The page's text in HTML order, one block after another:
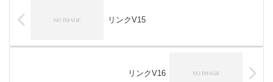
リンクV15
リンクV16